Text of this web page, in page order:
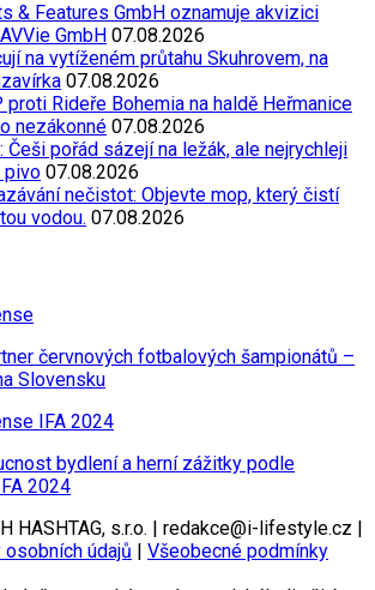
& Features GmbH oznamuje akvizici
GmbH 07.08.2026
na vytíženém průtahu Skuhrovem, na
07.08.2026
proti Rideře Bohemia na haldě Heřmanice
nezákonné 07.08.2026
Češi pořád sázejí na ležák, ale nejrychleji
pivo 07.08.2026
nečistot: Objevte mop, který čistí
vodou. 07.08.2026
červnových fotbalových šampionátů –
Slovensku
bydlení a herní zážitky podle
2024
HASHTAG, s.r.o. | redakce@i-lifestyle.cz |
údajů | Všeobecné podmínky